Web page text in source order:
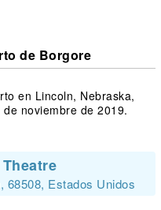
de Borgore
en Lincoln, Nebraska,
noviembre de 2019.
68508, Estados Unidos